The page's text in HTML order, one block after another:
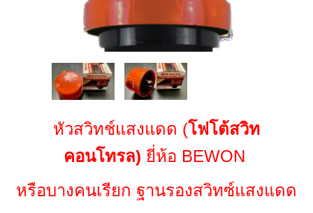
หัวสวิทช์แสงแดด (โฟโต้สวิท
คอนโทรล) ยี่ห้อ BEWON
หรือบางคนเรียก ฐานรองสวิทซ์แสงแดด